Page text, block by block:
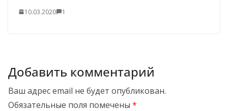
10.03.2020 1
Добавить комментарий
Ваш адрес email не будет опубликован.
Обязательные поля помечены *